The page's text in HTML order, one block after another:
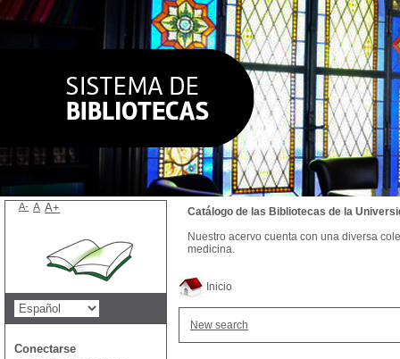
Inicio
New search
Catálogo de las Bibliotecas de la
Nuestro acervo cuenta con una diversa
medicina.
A- A A+
Conectarse